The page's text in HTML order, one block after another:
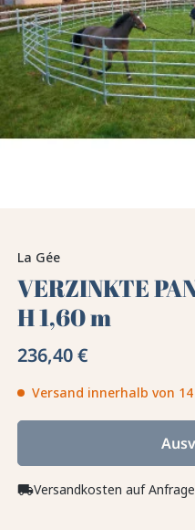
La Gée
VERZINKTE
H 1,60 m
236,40 €
Versand innerhalb von
local_shippingVersandkosten auf Anfrage